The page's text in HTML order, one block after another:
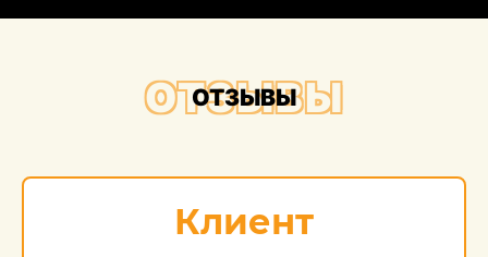
ОТЗЫВЫ
ОТЗЫВЫ
Клиент